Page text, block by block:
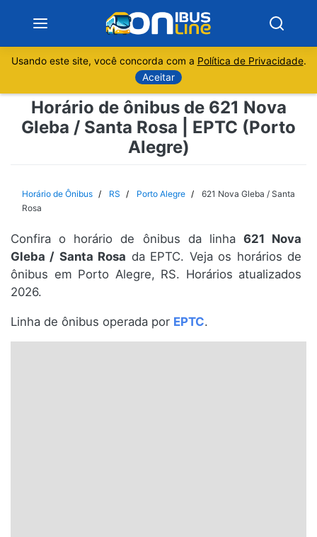
Sobre
Espírito Santo
Paraná
Santa Catarina
Usando este site, você concorda com a Política de Privacidade.
Aceitar
Horário de ônibus de 621 Nova
Gleba / Santa Rosa | EPTC (Porto
Alegre)
Horário de Ônibus RS Porto Alegre
621 Nova Gleba / Santa
Rosa
Confira o horário de ônibus da linha 621 Nova
Gleba / Santa Rosa da EPTC. Veja os horários de
ônibus em Porto Alegre, RS. Horários atualizados
2026.
Linha de ônibus operada por EPTC.